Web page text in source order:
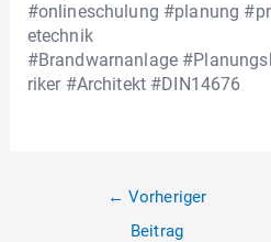
#onlineschulung #planung
etechnik
#Brandwarnanlage
riker #Architekt #DIN14676
← Vorheriger
Beitrag